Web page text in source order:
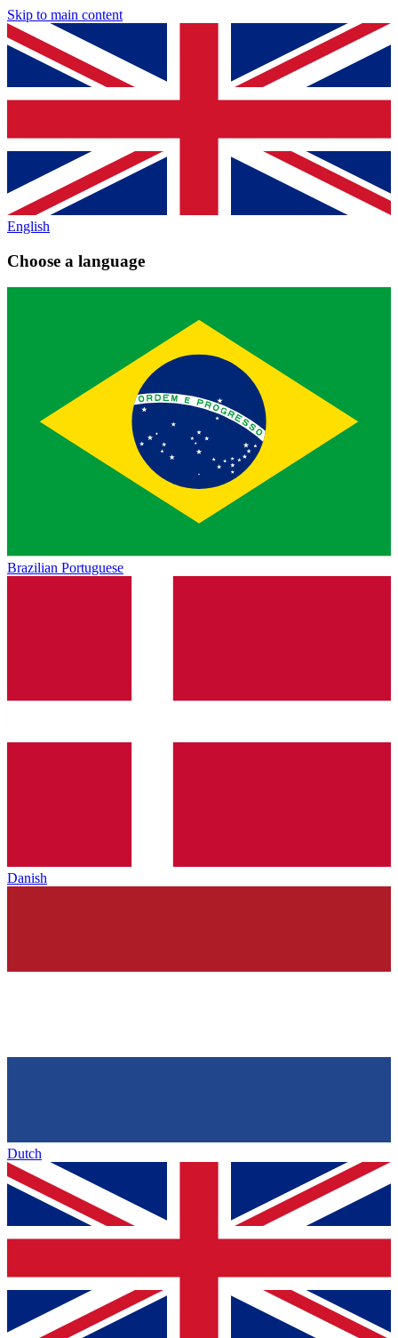
Skip to main content
English
Choose a language
Brazilian Portuguese
Danish
Dutch